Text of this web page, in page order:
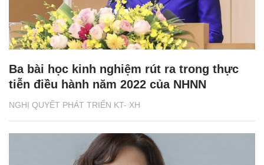
NGHỊ QUYẾT PHÁT TRIỂN KT- XH
Ba bài học kinh nghiệm rút ra trong thực
tiễn điều hành năm 2022 của NHNN